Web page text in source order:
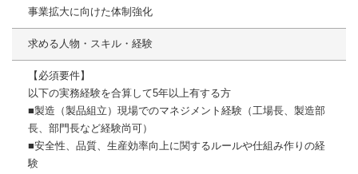
事業拡大に向けた体制強化
求める人物・スキル・経験
【必須要件】
以下の実務経験を合算して5年以上有する方
■製造（製品組立）現場でのマネジメント経験（工場長、製造部
長、部門長など経験尚可）
■安全性、品質、生産効率向上に関するルールや仕組み作りの経
験